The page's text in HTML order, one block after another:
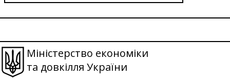
Міністерство економіки
та довкілля України